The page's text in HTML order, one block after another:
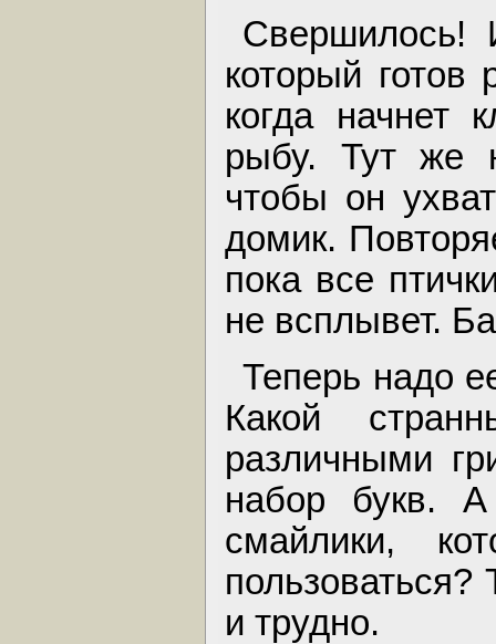
Свершилось!
который готов
когда начнет
рыбу. Тут же
чтобы он
домик.
пока все
не всплывет.
Теперь надо
Какой
различными
набор букв.
смайлики,
и трудно.